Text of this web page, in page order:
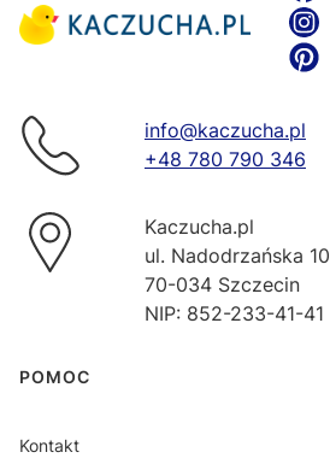
info@kaczucha.pl
+48 780 790 346
Kaczucha.pl
ul. Nadodrzańska 10
70-034 Szczecin
NIP: 852-233-41-41
Linki w stopce
POMOC
Kontakt